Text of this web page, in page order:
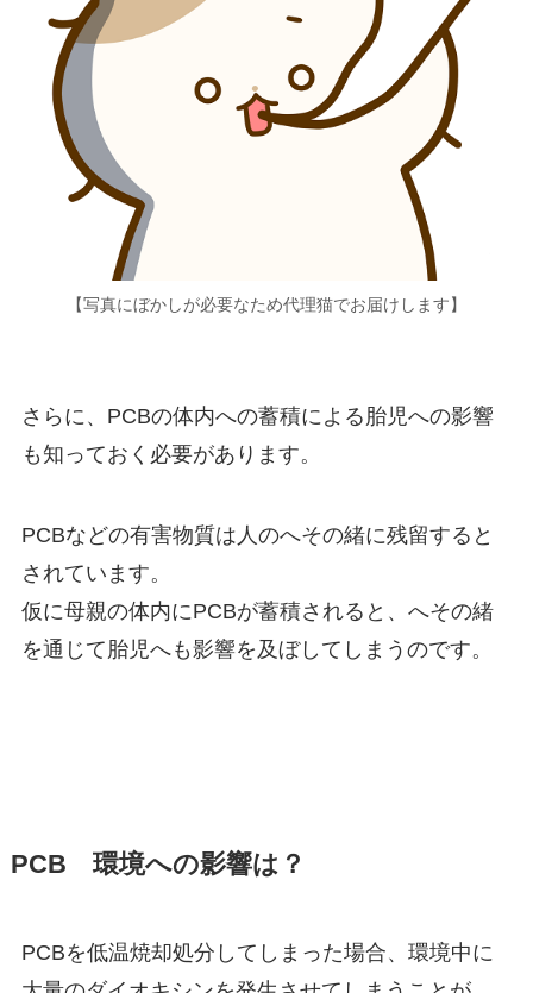
【写真にぼかしが必要なため代理猫でお届けします】
さらに、PCBの体内への蓄積による胎児への影響
も知っておく必要があります。
PCBなどの有害物質は人のへその緒に残留すると
されています。
仮に母親の体内にPCBが蓄積されると、へその緒
を通じて胎児へも影響を及ぼしてしまうのです。
PCB 環境への影響は？
PCBを低温焼却処分してしまった場合、環境中に